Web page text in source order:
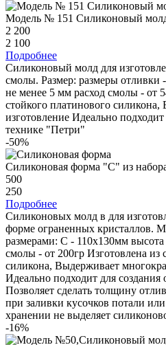
Модель № 151 Силиконовый
2 200
2 100
Подробнее
Силиконовый молд для
смолы. Размер: размеры отливки
не менее 5 мм расход смолы - от
стойкого платинового
изготовление Идеально
технике "Петри"
-50%
Силиконовая форма "С" из
500
250
Подробнее
Силиконовых молд в для
форме ограненных кристаллов.
размерами: С - 110х130мм
смолы - от 200гр Изготовлена из
силикона, Выдерживает
Идеально подходит для
Позволяет сделать толщину
при заливки кусочков потали
хранении не выделяет
-16%